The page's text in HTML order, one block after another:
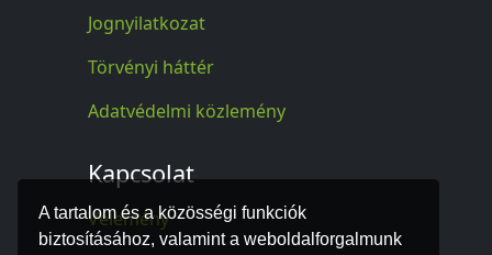
A tartalom és a közösségi funkciók
biztosításához, valamint a weboldalforgalmunk
Jognyilatkozat
Törvényi háttér
Adatvédelmi közlemény
Kapcsolat
Vélemény